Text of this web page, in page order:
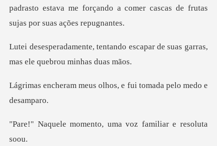
padrasto estava me forçando a comer casc
do escapar de suas garras,
mas
olhos, e fui tomada p
ento, uma voz famil